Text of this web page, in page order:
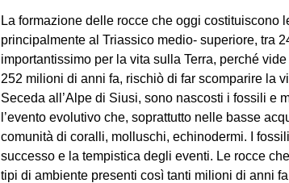
La formazione delle rocce che oggi
principalmente al Triassico medio- superiore, tra
importantissimo per la vita sulla Terra, perché
252 milioni di anni fa, rischiò di far scomparire la
Seceda all’Alpe di Siusi, sono nascosti i fossili e
l’evento evolutivo che, soprattutto nelle basse
comunità di coralli, molluschi, echinodermi. I
successo e la tempistica degli eventi. Le rocce
tipi di ambiente presenti così tanti milioni di anni